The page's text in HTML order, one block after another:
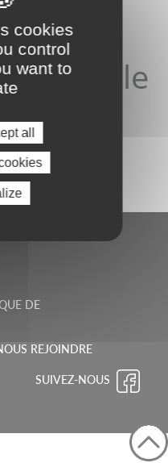
depuis le
2026 07:25:11
2026 14:18:54
DE
REJOINDRE
SUIVEZ-NOUS
cookies
control
want to
all